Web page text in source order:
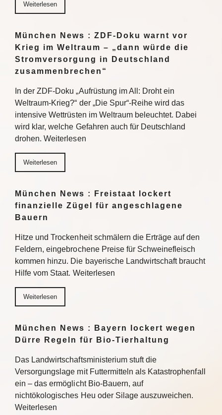
Weiterlesen
München News : ZDF-Doku warnt vor
Krieg im Weltraum – „dann würde die
Stromversorgung in Deutschland
zusammenbrechen“
In der ZDF-Doku „Aufrüstung im All: Droht ein
Weltraum-Krieg?“ der „Die Spur“-Reihe wird das
intensive Wettrüsten im Weltraum beleuchtet. Dabei
wird klar, welche Gefahren auch für Deutschland
drohen. Weiterlesen
Weiterlesen
München News : Freistaat lockert
finanzielle Zügel für angeschlagene
Bauern
Hitze und Trockenheit schmälern die Erträge auf den
Feldern, eingebrochene Preise für Schweinefleisch
kommen hinzu. Die bayerische Landwirtschaft braucht
Hilfe vom Staat. Weiterlesen
Weiterlesen
München News : Bayern lockert wegen
Dürre Regeln für Bio-Tierhaltung
Das Landwirtschaftsministerium stuft die
Versorgungslage mit Futtermitteln als Katastrophenfall
ein – das ermöglicht Bio-Bauern, auf
nichtökologisches Heu oder Silage auszuweichen.
Weiterlesen